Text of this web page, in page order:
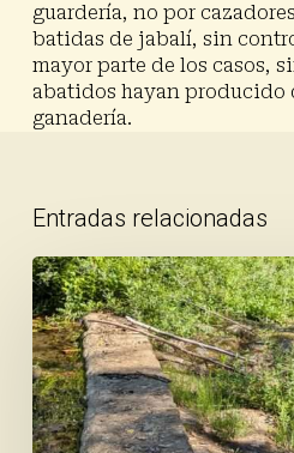
guardería, no por
batidas de jabalí, sin
mayor parte de los casos,
abatidos hayan producido
ganadería.
Entradas relacionadas
Finalizan
con
éxito
los
trabajos
preparatorios
para